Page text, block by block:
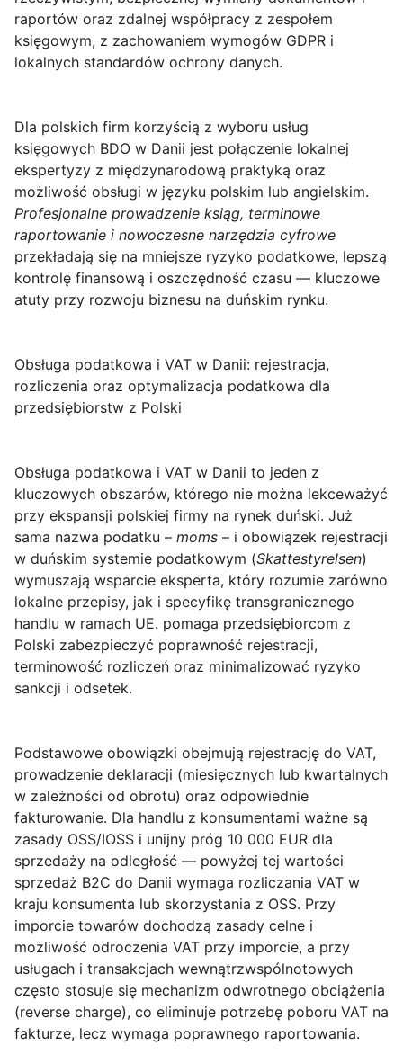
raportów oraz zdalnej współpracy z zespołem
księgowym, z zachowaniem wymogów GDPR i
lokalnych standardów ochrony danych.
Dla polskich firm korzyścią z wyboru usług
księgowych BDO w Danii jest połączenie lokalnej
ekspertyzy z międzynarodową praktyką oraz
możliwość obsługi w języku polskim lub angielskim.
Profesjonalne prowadzenie ksiąg, terminowe
raportowanie i nowoczesne narzędzia cyfrowe
przekładają się na mniejsze ryzyko podatkowe, lepszą
kontrolę finansową i oszczędność czasu — kluczowe
atuty przy rozwoju biznesu na duńskim rynku.
Obsługa podatkowa i VAT w Danii: rejestracja,
rozliczenia oraz optymalizacja podatkowa dla
przedsiębiorstw z Polski
Obsługa podatkowa i VAT w Danii to jeden z
kluczowych obszarów, którego nie można lekceważyć
przy ekspansji polskiej firmy na rynek duński. Już
sama nazwa podatku – moms – i obowiązek rejestracji
w duńskim systemie podatkowym (Skattestyrelsen)
wymuszają wsparcie eksperta, który rozumie zarówno
lokalne przepisy, jak i specyfikę transgranicznego
handlu w ramach UE. pomaga przedsiębiorcom z
Polski zabezpieczyć poprawność rejestracji,
terminowość rozliczeń oraz minimalizować ryzyko
sankcji i odsetek.
Podstawowe obowiązki obejmują rejestrację do VAT,
prowadzenie deklaracji (miesięcznych lub kwartalnych
w zależności od obrotu) oraz odpowiednie
fakturowanie. Dla handlu z konsumentami ważne są
zasady OSS/IOSS i unijny próg 10 000 EUR dla
sprzedaży na odległość — powyżej tej wartości
sprzedaż B2C do Danii wymaga rozliczania VAT w
kraju konsumenta lub skorzystania z OSS. Przy
imporcie towarów dochodzą zasady celne i
możliwość odroczenia VAT przy imporcie, a przy
usługach i transakcjach wewnątrzwspólnotowych
często stosuje się mechanizm odwrotnego obciążenia
(reverse charge), co eliminuje potrzebę poboru VAT na
fakturze, lecz wymaga poprawnego raportowania.